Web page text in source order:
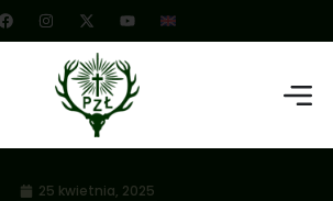
25 kwietnia, 2025